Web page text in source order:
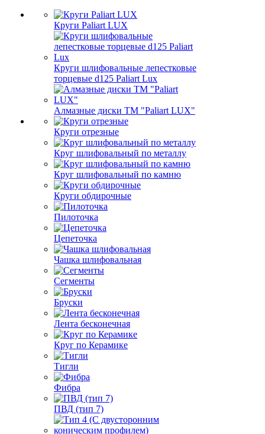
Круги Paliart LUX
Круги шлифовальные лепестковые
торцевые d125 Paliart Lux
Алмазные диски ТМ "Paliart LUX"
Круги отрезные
Круг шлифовальный по металлу
Круг шлифовальный по камню
Круги обдирочные
Пилоточка
Цепеточка
Чашка шлифовальная
Сегменты
Бруски
Лента бесконечная
Круг по Керамике
Тигли
Фибра
ПВД (тип 7)